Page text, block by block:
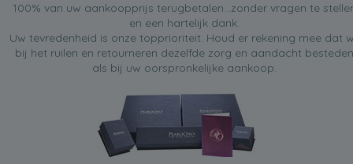
100% van uw aankoopprijs terugbetalen...zonder vragen te
en een hartelijk dank.
Uw tevredenheid is onze topprioriteit. Houd er rekening mee dat
bij het ruilen en retourneren dezelfde zorg en aandacht besteden
als bij uw oorspronkelijke aankoop.